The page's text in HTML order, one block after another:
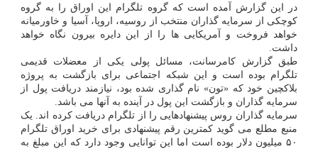
در این گزارش آمده است که گروه تلگرام این اوراق را به گروه
کوچکی از سرمایه گذاران منتخب از روسیه، اروپا، آسیا و خاورمیانه
خواهد فروخت و آمریکایی ها را از این دایره بیرون نگاه خواهد
داشت.
طبق گزارش کامرسانت، مسائل پولی یکی از معضلات قدیمی
تلگرام بوده است و این شبکه اجتماعی برای بازگشت به پروژه
بلاکچین خود که «تون» نام گذاری شده بود، نیازمند دریافت پول از
سرمایه گذاران و بازگشت این پول در آینده به آنها می باشد.
سرمایه گذاران روس پیشنهادهایی را از تلگرام دریافت کرده اند. یک
منبع مطلع می گوید کمترین رقم پیشنهادی برای خرید اوراق تلگرام
۵۰ میلیون دلار بوده است اما این توانایی وجود دارد که این مبلغ به